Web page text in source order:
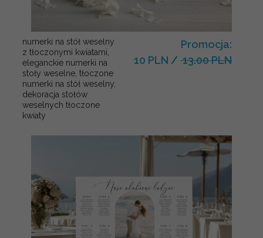
numerki na stół weselny
z tłoczonymi kwiatami,
eleganckie numerki na
stoły weselne, tłoczone
numerki na stół weselny,
dekoracja stołów
weselnych tłoczone
kwiaty
Promocja:
10 PLN / 13.00 PLN